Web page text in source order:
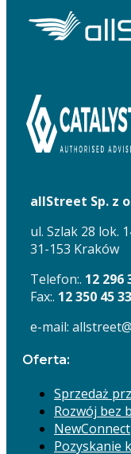
allStreet Sp. z
ul. Szlak 28 lok.
31-153 Kraków
Telefon:. 12 296
Fax:. 12 350 45 33
e-mail:
Oferta:
Sprzedaż
Rozwój bez
NewConnect
Pozyskanie